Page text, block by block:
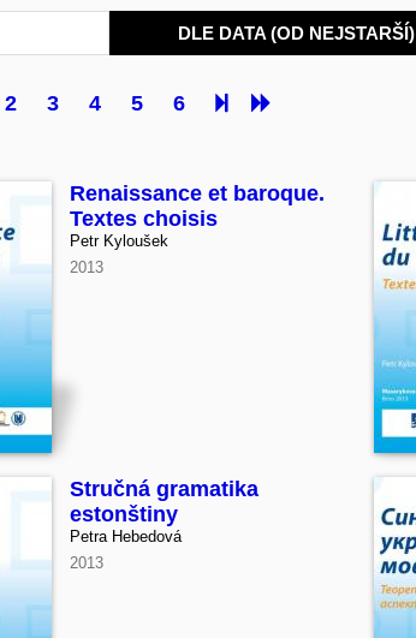
DLE DATA (OD NEJSTARŠÍ)
2 3 4 5 6
Renaissance et baroque.
Textes choisis
Petr Kyloušek
2013
Stručná gramatika
estonštiny
Petra Hebedová
2013